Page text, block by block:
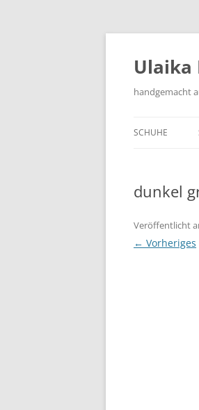
Zum
springen
Ulaika
handgemacht
SCHUHE
dunkel
Veröffentlicht
← Vorheriges